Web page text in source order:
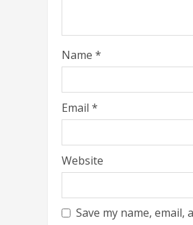
Name *
Email *
Website
Save my name,